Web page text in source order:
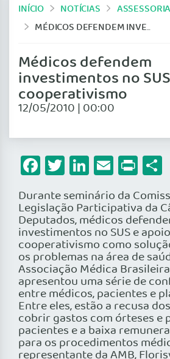
INÍCIO NOTÍCIAS
MÉDICOS DEFENDEM INVESTIMENTOS NO SUS E APOIO AO COOPERATIVISMO
Médicos defendem
investimentos no
cooperativismo
12/05/2010 | 00:00
Facebook
Twitter
LinkedIn
Email
Print
Durante seminário da
Legislação Participativa da
Deputados, médicos
investimentos no SUS e
cooperativismo como
os problemas na área de
Associação Médica
apresentou uma série de
entre médicos, pacientes e
Entre eles, estão a recusa
cobrir gastos com órteses e
pacientes e a baixa
para os procedimentos